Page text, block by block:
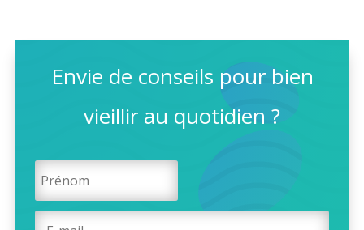
Envie de conseils pour bien
vieillir au quotidien ?